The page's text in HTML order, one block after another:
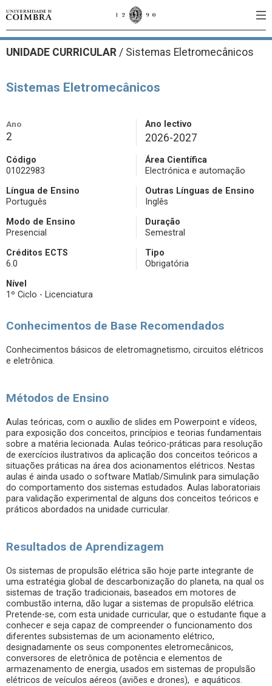
UNIDADE CURRICULAR / Sistemas Eletromecânicos
Sistemas Eletromecânicos
Ano
2
Ano lectivo
2026-2027
Código
01022983
Área Científica
Electrónica e automação
Língua de Ensino
Português
Outras Línguas de Ensino
Inglês
Modo de Ensino
Presencial
Duração
Semestral
Créditos ECTS
6.0
Tipo
Obrigatória
Nível
1º Ciclo - Licenciatura
Conhecimentos de Base Recomendados
Conhecimentos básicos de eletromagnetismo, circuitos elétricos
e eletrônica.
Métodos de Ensino
Aulas teóricas, com o auxílio de slides em Powerpoint e vídeos,
para exposição dos conceitos, princípios e teorias fundamentais
sobre a matéria lecionada. Aulas teórico-práticas para resolução
de exercícios ilustrativos da aplicação dos conceitos teóricos a
situações práticas na área dos acionamentos elétricos. Nestas
aulas é ainda usado o software Matlab/Simulink para simulação
do comportamento dos sistemas estudados. Aulas laboratoriais
para validação experimental de alguns dos conceitos teóricos e
práticos abordados na unidade curricular.
Resultados de Aprendizagem
Os sistemas de propulsão elétrica são hoje parte integrante de
uma estratégia global de descarbonização do planeta, na qual os
sistemas de tração tradicionais, baseados em motores de
combustão interna, dão lugar a sistemas de propulsão elétrica.
Pretende-se, com esta unidade curricular, que o estudante fique a
conhecer e seja capaz de compreender o funcionamento dos
diferentes subsistemas de um acionamento elétrico,
designadamente os seus componentes eletromecânicos,
conversores de eletrônica de potência e elementos de
armazenamento de energia, usados em sistemas de propulsão
elétricos de veículos aéreos (aviões e drones), e aquáticos.